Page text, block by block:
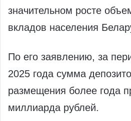
значительном росте
вкладов населения
По его заявлению, за
2025 года сумма
размещения более года
миллиарда рублей.